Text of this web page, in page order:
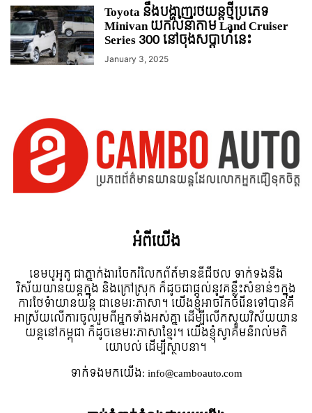
Toyota នឹងបង្ហាញរថយន្តថ្មីប្រភេទ
Minivan យកលំនាំតាម Land Cruiser
Series 300 នៅចុងសប្តាហ៍នេះ
January 3, 2025
អំពី​យើង
ខេមបូអូតូ ជាភ្នាក់ងារចែករំលែកព័ត៍មានឌីជីថល ទាក់ទងនឹង
វិស័យយានយន្តក្នុង និងក្រៅស្រុក ក៏ដូចជាផ្តល់នូវគន្លឹះសំខាន់ៗក្នុង
ការថែទំាយានយន្ត ជាខេមរៈភាសា។ យើងខ្ញុំអាចរីកចំរើនទៅបានគឺ
អាស្រ័យលើការចូលរួមពីអ្នកទាំងអស់គ្នា ដើម្បីលើកស្ទួយវិស័យយាន
យន្តនៅកម្ពុជា ក៏ដូចខេមរៈភាសាខ្មែរ។ យើងខ្ញុំស្វាគមន៌រាល់មតិ
យោបល់ ដើម្បីស្ថាបនា។
ទាក់ទង​មក​យើង:info@camboauto.com